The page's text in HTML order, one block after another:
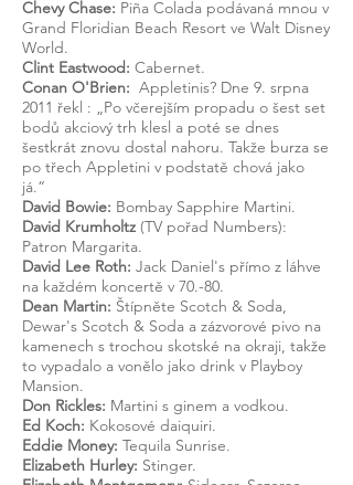
Chevy Chase: Piña Colada podávaná mnou v
Grand Floridian Beach Resort ve Walt Disney
World.
Clint Eastwood: Cabernet.
Conan O'Brien: Appletinis? Dne 9. srpna
2011 řekl : „Po včerejším propadu o šest set
bodů akciový trh klesl a poté se dnes
šestkrát znovu dostal nahoru. Takže burza se
po třech Appletini v podstatě chová jako
já.“
David Bowie: Bombay Sapphire Martini.
David Krumholtz(TV pořad Numbers):
Patron Margarita.
David Lee Roth: Jack Daniel's přímo z láhve
na každém koncertě v 70.-80.
Dean Martin: Štípněte Scotch & Soda,
Dewar's Scotch & Soda a zázvorové pivo na
kamenech s trochou skotské na okraji, takže
to vypadalo a vonělo jako drink v Playboy
Mansion.
Don Rickles: Martini s ginem a vodkou.
Ed Koch: Kokosové daiquiri.
Eddie Money: Tequila Sunrise.
Elizabeth Hurley: Stinger.